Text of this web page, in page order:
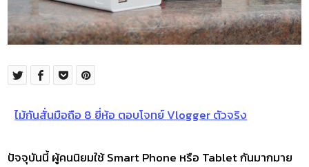
ไม้กันสั่นมือถือ 8 ยี่ห้อ ตอบโจทย์ Vlogger ตัวจริง
ปัจจุบันนี้ ผู้คนนิยมใช้ Smart Phone หรือ Tablet กันมากมาย